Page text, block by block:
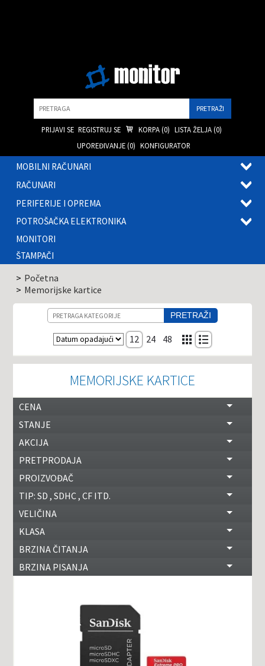
PRIJAVI SE REGISTRUJ SE KORPA (0) LISTA ŽELJA (0)
UPOREĐIVANJE (0) KONFIGURATOR
MOBILNI RAČUNARI
RAČUNARI
PERIFERIJE I OPREMA
POTROŠAČKA ELEKTRONIKA
MONITORI
ŠTAMPAČI
Početna
Memorijske kartice
Pretraga
PRETRAŽI
Sortiranje 12 24 48
MEMORIJSKE KARTICE
CENA
STANJE
AKCIJA
PRETPRODAJA
PROIZVOĐAČ
TIP: SD , SDHC , CF ITD.
VELIČINA
KLASA
BRZINA ČITANJA
BRZINA PISANJA